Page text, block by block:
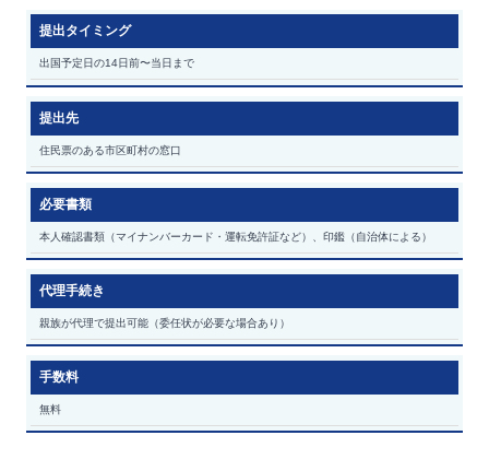
提出タイミング
出国予定日の14日前〜当日まで
提出先
住民票のある市区町村の窓口
必要書類
本人確認書類（マイナンバーカード・運転免許証など）、印鑑（自治体による）
代理手続き
親族が代理で提出可能（委任状が必要な場合あり）
手数料
無料